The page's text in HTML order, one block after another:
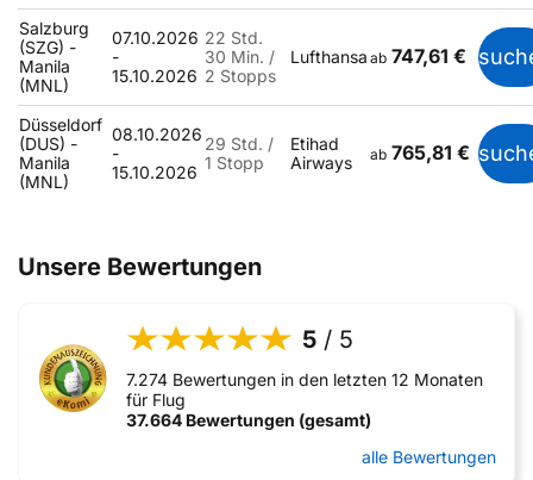
Salzburg
(SZG) -
Manila
(MNL)
07.10.2026
-
15.10.2026
22 Std.
30 Min. /
2 Stopps
Lufthansa ab 747,61 €
Düsseldorf
(DUS) -
Manila
(MNL)
08.10.2026
-
15.10.2026
29 Std. /
1 Stopp
Etihad
Airways
ab 765,81 €
Unsere Bewertungen
5 / 5
7.274 Bewertungen in den letzten 12 Monaten
für Flug
37.664 Bewertungen (gesamt)
alle Bewertungen